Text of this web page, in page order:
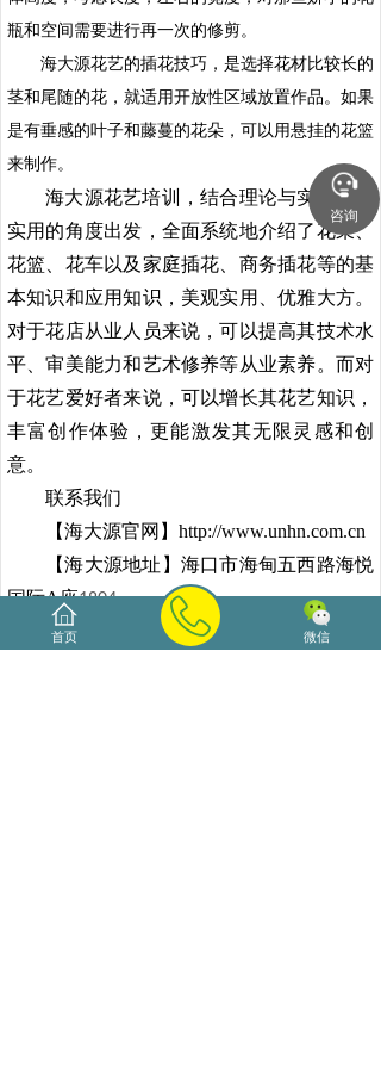
瓶和空间需要进行再一次的修剪。
海大源花艺的插花技巧，是选择花材比较长的
茎和尾随的花，就适用开放性区域放置作品。如果
是有垂感的叶子和藤蔓的花朵，可以用悬挂的花篮
来制作。
海大源花艺培训，结合理论与实操，从
实用的角度出发，全面系统地介绍了花束、
花篮、花车以及家庭插花、商务插花等的基
本知识和应用知识，美观实用、优雅大方。
对于花店从业人员来说，可以提高其技术水
平、审美能力和艺术修养等从业素养。而对
于花艺爱好者来说，可以增长其花艺知识，
丰富创作体验，更能激发其无限灵感和创
意。
联系我们
【海大源官网】http://www.unhn.com.cn
【海大源地址】海口市海甸五西路海悦
国际A座1804
【海大源热线】0890-66185800、
首页 微信
咨询